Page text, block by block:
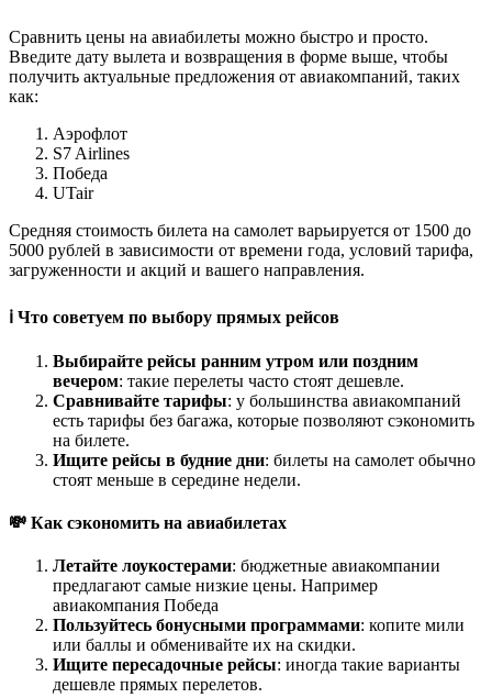
Сравнить цены на авиабилеты можно быстро и просто.
Введите дату вылета и возвращения в форме выше, чтобы
получить актуальные предложения от авиакомпаний, таких
как:
Аэрофлот
S7 Airlines
Победа
UTair
Средняя стоимость билета на самолет варьируется от 1500 до
5000 рублей в зависимости от времени года, условий тарифа,
загруженности и акций и вашего направления.
ℹ️ Что советуем по выбору прямых рейсов
Выбирайте рейсы ранним утром или поздним
вечером: такие перелеты часто стоят дешевле.
Сравнивайте тарифы: у большинства авиакомпаний
есть тарифы без багажа, которые позволяют сэкономить
на билете.
Ищите рейсы в будние дни: билеты на самолет обычно
стоят меньше в середине недели.
💸 Как сэкономить на авиабилетах
Летайте лоукостерами: бюджетные авиакомпании
предлагают самые низкие цены. Например
авиакомпания Победа
Пользуйтесь бонусными программами: копите мили
или баллы и обменивайте их на скидки.
Ищите пересадочные рейсы: иногда такие варианты
дешевле прямых перелетов.